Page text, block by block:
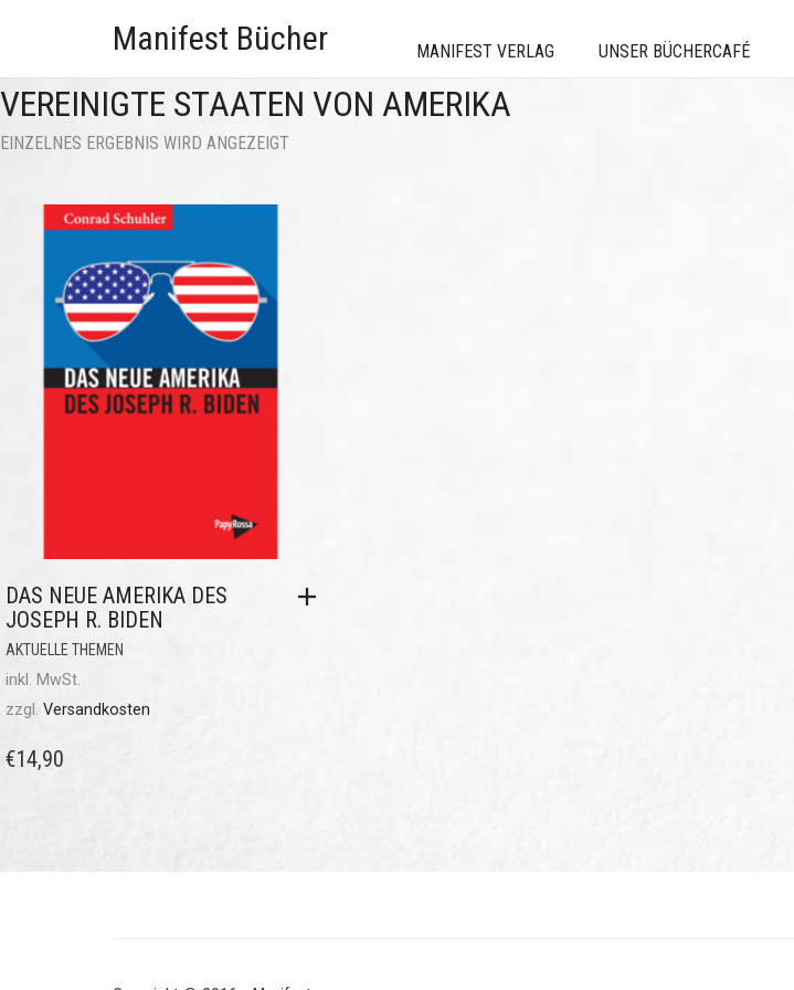
Manifest Bücher MANIFEST VERLAG UNSER BÜCHERCAFÉ
VEREINIGTE STAATEN VON AMERIKA
EINZELNES ERGEBNIS WIRD ANGEZEIGT
DAS NEUE AMERIKA DES
JOSEPH R. BIDEN
AKTUELLE THEMEN
inkl. MwSt.
zzgl. Versandkosten
€14,90